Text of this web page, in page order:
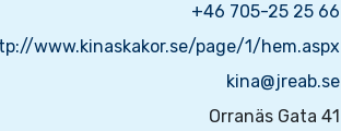
+46 705-25 25 66
www.kinaskakor.se/page/1/hem.aspx
kina@jreab.se
Orranäs Gata 41